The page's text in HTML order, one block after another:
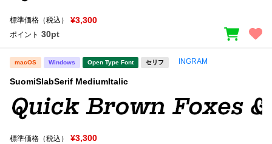
標準価格（税込） ¥3,300
ポイント 30pt
macOS Windows Open Type Font セリフ INGRAM
SuomiSlabSerif MediumItalic
標準価格（税込） ¥3,300